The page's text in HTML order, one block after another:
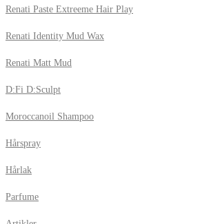
Renati Paste Extreeme Hair Play
Renati Identity Mud Wax
Renati Matt Mud
D:Fi D:Sculpt
Moroccanoil Shampoo
Hårspray
Hårlak
Parfume